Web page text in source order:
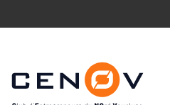
CENOV